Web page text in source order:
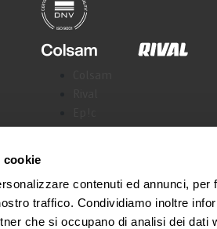
cookie
contenuti ed annunci, per
traffico. Condividiamo inoltre
che si occupano di analisi dei dati
Colsam Industria